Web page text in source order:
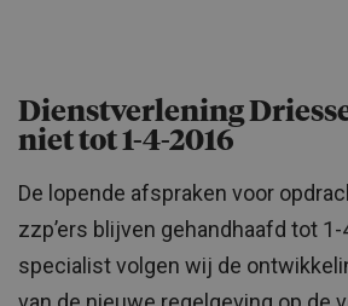
Dienstverlening
niet tot 1-4-2016
De lopende afspraken voor
zzp’ers blijven gehandhaafd tot
specialist volgen wij de